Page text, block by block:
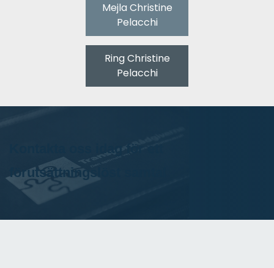
Mejla Christine
Pelacchi
Ring Christine
Pelacchi
Kontakta oss idag för ett
förutsättningslöst samtal